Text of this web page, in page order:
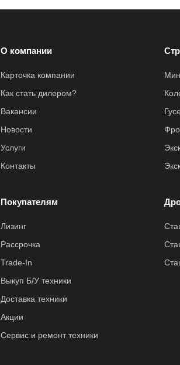
О компании
Карточка компании
Как стать дилером?
Вакансии
Новости
Услуги
Контакты
Покупателям
Лизинг
Рассрочка
Trade-In
Выкуп Б/У техники
Доставка техники
Акции
Сервис и ремонт техники